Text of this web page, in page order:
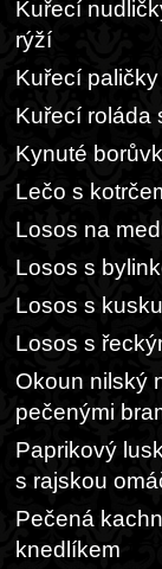
Kuřecí
rýží
Kuřecí
Kuřecí roláda
Kynuté
Lečo s
Losos na
Losos s
Losos s
Losos s
Okoun nilský
pečenými
Paprikový
s rajskou
Pečená
knedlíkem